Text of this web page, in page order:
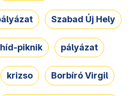
Szabad Új Hely
piknik pályázat
krizso Borbíró Virgil